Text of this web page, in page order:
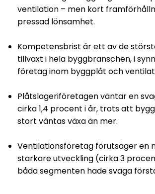
ventilation – men kort
pressad lönsamhet.
Kompetensbrist är ett av de
tillväxt i hela byggbranschen, i
företag inom byggplåt och
Plåtslageriföretagen väntar en
cirka 1,4 procent i år, trots att
stort väntas växa än mer.
Ventilationsföretag förutsäger en
starkare utveckling (cirka 3
båda segmenten hade svaga